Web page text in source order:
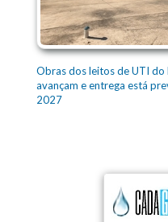
Obras dos leitos de UTI
avançam e entrega está
2027